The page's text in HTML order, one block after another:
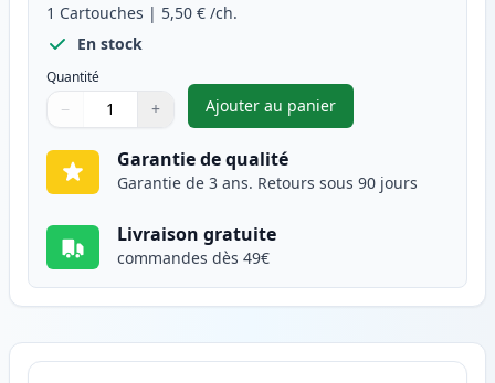
1 Cartouches | 5,50 € /ch.
En stock
Quantité
Quantité
Utilisez les boutons pour ajuster
− +
Quantité
Ajouter au panier
,Canon BJI-643 (BJI-643Y)
Garantie de qualité
Garantie de 3 ans. Retours sous 90 jours
Livraison gratuite
commandes dès 49€